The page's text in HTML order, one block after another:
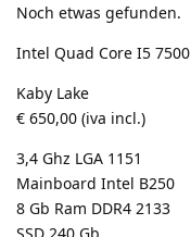
Noch etwas gefunden.
Intel Quad Core I5 7500
Kaby Lake
€ 650,00 (iva incl.)
3,4 Ghz LGA 1151
Mainboard Intel B250
8 Gb Ram DDR4 2133
SSD 240 Gb